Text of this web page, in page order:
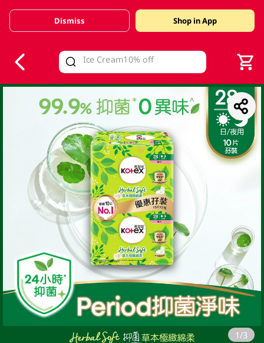
Valid Until 30 June 2026
Dismiss Shop in App
1/3